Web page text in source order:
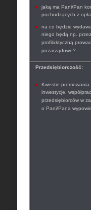
jaką ma Pani/Pan
pochodzących z
na co będzie
niego będą np.
profilaktyczną
pozarządowe?
Przedsiębiorczość:
Kwestie promowania
inwestycje,
przedsiębiorców w
o Pani/Pana